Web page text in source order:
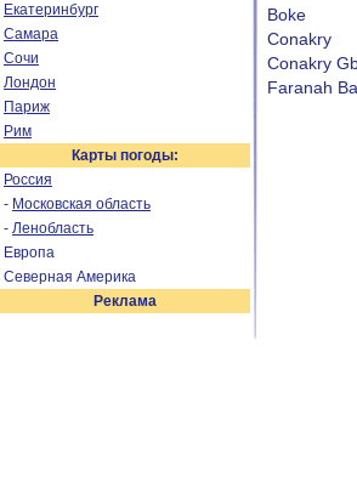
Екатеринбург
Самара
Сочи
Лондон
Париж
Рим
Карты погоды:
Россия
- Московская область
- Ленобласть
Европа
Северная Америка
Реклама
Boke
Conakry
Conakry
Faranah